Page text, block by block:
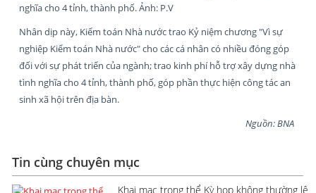
nghĩa cho 4 tỉnh, thành phố. Ảnh: P.V
Nhân dịp này, Kiểm toán Nhà nước trao Kỷ niệm chương "Vì sự
nghiệp Kiểm toán Nhà nước" cho các cá nhân có nhiều đóng góp
đối với sự phát triển của ngành; trao kinh phí hỗ trợ xây dựng nhà
tình nghĩa cho 4 tỉnh, thành phố, góp phần thực hiện công tác an
sinh xã hội trên địa bàn.
Nguồn: BNA
Tin cùng chuyên mục
Khai mạc trọng thể Kỳ họp không thường lệ